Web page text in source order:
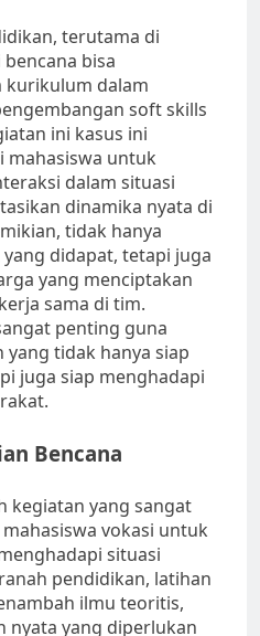
terutama di
bisa
kurikulum dalam
soft skills
ini kasus ini
mahasiswa untuk
dalam situasi
dinamika nyata di
tidak hanya
didapat, tetapi juga
yang menciptakan
sama di tim.
penting guna
tidak hanya siap
juga siap menghadapi
Bencana
kegiatan yang sangat
vokasi untuk
situasi
pendidikan, latihan
ilmu teoritis,
nyata yang diperlukan